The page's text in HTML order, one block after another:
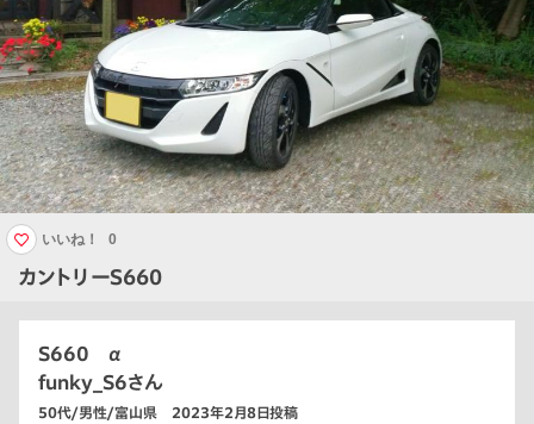
カントリーS660
いいね！ 0
S660 α
funky_S6さん
50代/男性/富山県 2023年2月8日投稿